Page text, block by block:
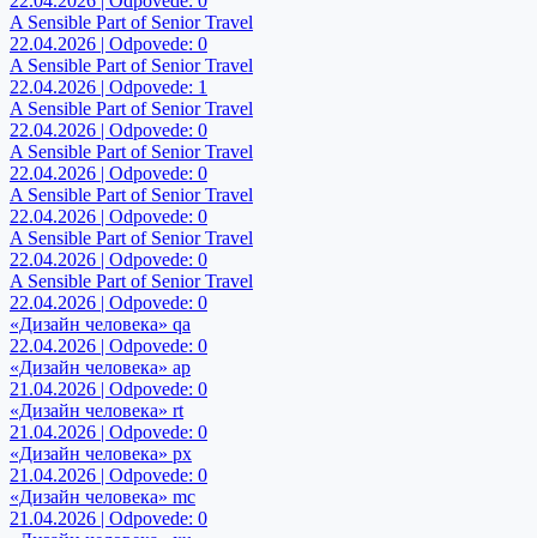
A Sensible Part of Senior Travel
22.04.2026 | Odpovede: 0
A Sensible Part of Senior Travel
22.04.2026 | Odpovede: 1
A Sensible Part of Senior Travel
22.04.2026 | Odpovede: 0
A Sensible Part of Senior Travel
22.04.2026 | Odpovede: 0
A Sensible Part of Senior Travel
22.04.2026 | Odpovede: 0
A Sensible Part of Senior Travel
22.04.2026 | Odpovede: 0
A Sensible Part of Senior Travel
22.04.2026 | Odpovede: 0
«Дизайн человека» qa
22.04.2026 | Odpovede: 0
«Дизайн человека» ap
21.04.2026 | Odpovede: 0
«Дизайн человека» rt
21.04.2026 | Odpovede: 0
«Дизайн человека» px
21.04.2026 | Odpovede: 0
«Дизайн человека» mc
21.04.2026 | Odpovede: 0